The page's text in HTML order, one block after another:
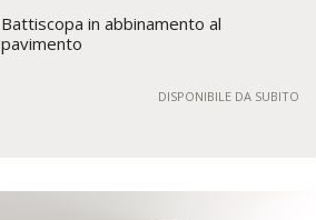
Battiscopa in abbinamento al
pavimento
DISPONIBILE DA SUBITO